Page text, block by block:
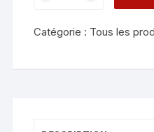
-
Catégorie : Tous les